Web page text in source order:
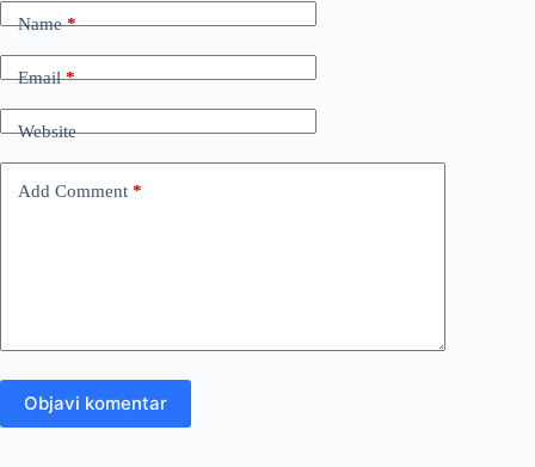
Name*
Email*
Website
Add Comment *
Objavi komentar